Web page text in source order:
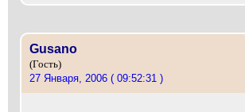
Gusano
(Гость)
27 Января, 2006 ( 09:52:31 )